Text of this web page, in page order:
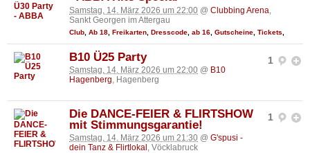
Samstag, 14. März 2026 um 22:00 @ Clubbing Arena
Sankt Georgen im Attergau
Club Ab 18 Freikarten Dresscode ab 16 Gutscheine Tickets
1
B10 Ü25 Party
Samstag, 14. März 2026 um 22:00 @ B10
Hagenberg, Hagenberg
1
Die DANCE-FEIER & FLIRTSHOW
mit Stimmungsgarantie!
Samstag, 14. März 2026 um 21:30 @ G'spusi -
dein Tanz & Flirtlokal , Vöcklabruck